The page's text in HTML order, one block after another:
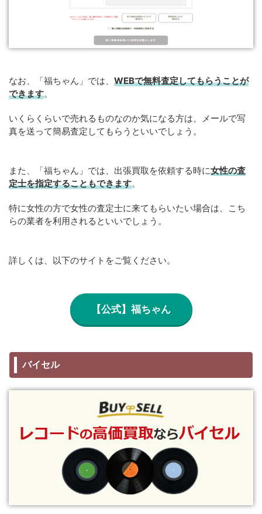
なお、「福ちゃん」では、 WEBで無料査定してもらうことが
できます。
いくらくらいで売れるものなのか気になる方は、メールで写
真を送って簡易査定してもらうといいでしょう。
また、「福ちゃん」では、出張買取を依頼する時に女性の査
定士を指定することもできます。
特に女性の方で女性の査定士に来てもらいたい場合は、こち
らの業者を利用されるといいでしょう。
詳しくは、以下のサイトをご覧ください。
【公式】福ちゃん
バイセル